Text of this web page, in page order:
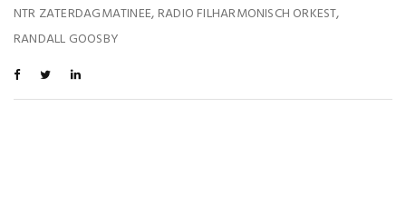
NTR ZATERDAGMATINEE, RADIO FILHARMONISCH ORKEST,
RANDALL GOOSBY